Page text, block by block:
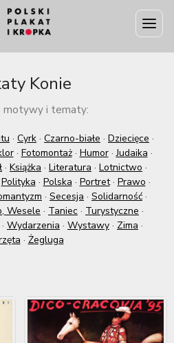
Konie
motywy i tematy:
· Cyrk · Czarno-białe · Dziecięce ·
· Fotomontaż· Humor·Judaika ·
· Książka · Literatura · Lotnictwo ·
Polityka · Polska · Portret· Prawo ·
· Secesja · Solidarność ·
Wesele · Taniec · Turystyczne ·
· Wydarzenia · Wystawy · Zima ·
· Żegluga